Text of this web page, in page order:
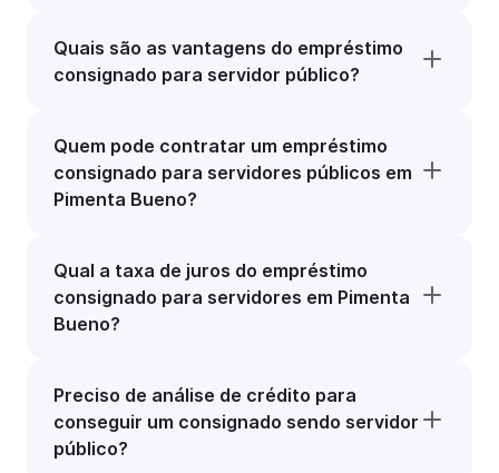
Quais são as vantagens do empréstimo
consignado para servidor público?
Quem pode contratar um empréstimo
consignado para servidores públicos em
Pimenta Bueno?
Qual a taxa de juros do empréstimo
consignado para servidores em Pimenta
Bueno?
Preciso de análise de crédito para
conseguir um consignado sendo servidor
público?